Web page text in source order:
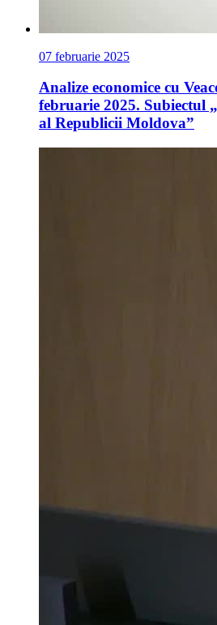
07 februarie 2025
Analize economice cu
februarie 2025. Subiectul
al Republicii Moldova”